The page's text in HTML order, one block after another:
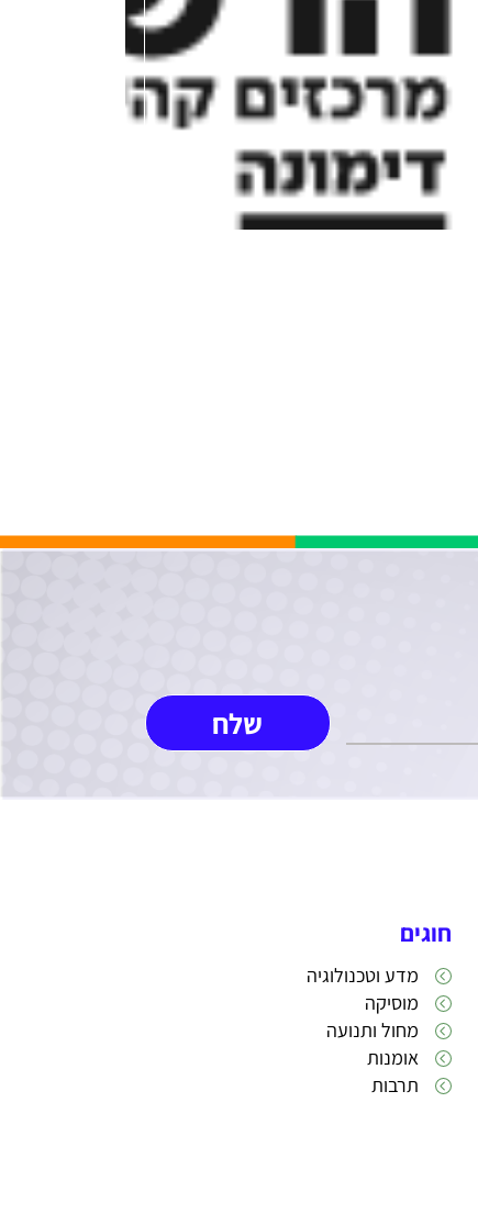
חוגים
מדע וטכנולוגיה
מוסיקה
מחול ותנועה
אומנות
תרבות